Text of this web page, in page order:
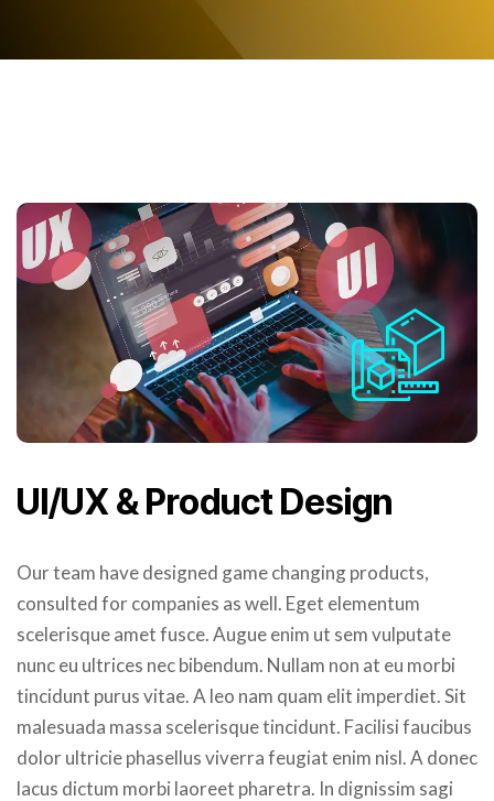
UI/UX & Product Design
Our team have designed game changing products,
consulted for companies as well. Eget elementum
scelerisque amet fusce. Augue enim ut sem vulputate
nunc eu ultrices nec bibendum. Nullam non at eu morbi
tincidunt purus vitae. A leo nam quam elit imperdiet. Sit
malesuada massa scelerisque tincidunt. Facilisi faucibus
dolor ultricie phasellus viverra feugiat enim nisl. A donec
lacus dictum morbi laoreet pharetra. In dignissim sagi